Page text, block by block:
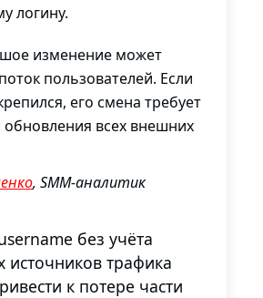
логину.
изменение может
пользователей. Если
его смена требует
обновления всех внешних
, SMM-аналитик
без учёта
источников трафика
к потере части